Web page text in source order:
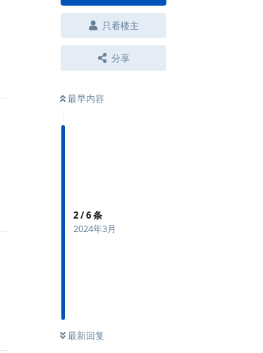
只看楼主
分享
最早内容
2/6条
2024年3月
最新回复